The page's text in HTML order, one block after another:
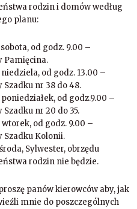
rodzin i domów według
planu:
od godz. 9.00 –
Pamięcina.
od godz. 13.00 –
Szadku nr 38 do 48.
od godz.9.00 –
nr 20 do 35.
od godz. 9.00 –
Szadku Kolonii.
Sylwester, obrzędu
rodzin nie będzie.
panów kierowców aby, jak
mnie do poszczególnych